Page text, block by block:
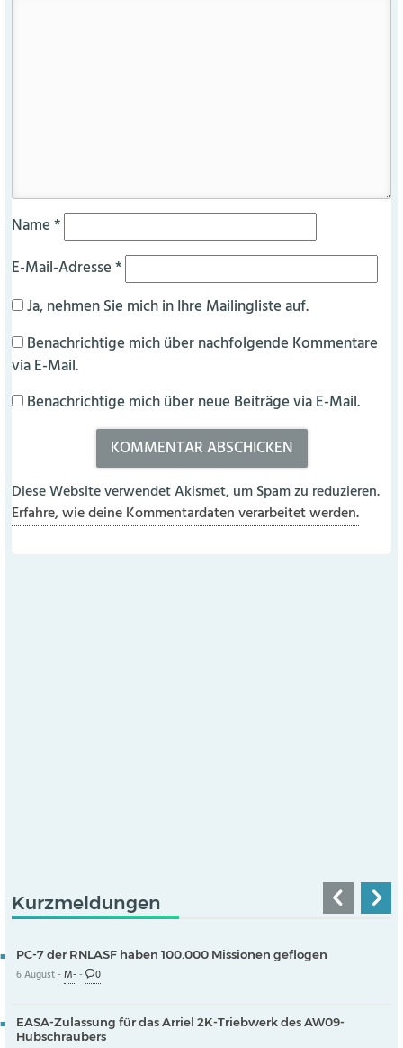
Name*
E-Mail-Adresse*
Ja, nehmen Sie mich in Ihre Mailingliste auf.
Benachrichtige mich über nachfolgende Kommentare
via E-Mail.
Benachrichtige mich über neue Beiträge via E-Mail.
Diese Website verwendet Akismet, um Spam zu reduzieren.
Erfahre, wie deine Kommentardaten verarbeitet werden.
Kurzmeldungen
PC-7 der RNLASF haben 100.000 Missionen geflogen
6 August -M-- 0
EASA-Zulassung für das Arriel 2K-Triebwerk des AW09-
Hubschraubers